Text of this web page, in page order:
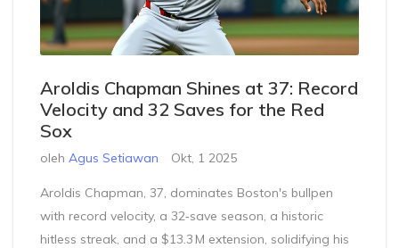
Aroldis Chapman Shines at 37: Record
Velocity and 32 Saves for the Red
Sox
oleh Agus Setiawan Okt, 1 2025
Aroldis Chapman, 37, dominates Boston's bullpen
with record velocity, a 32‑save season, a historic
hitless streak, and a $13.3 M extension, solidifying his